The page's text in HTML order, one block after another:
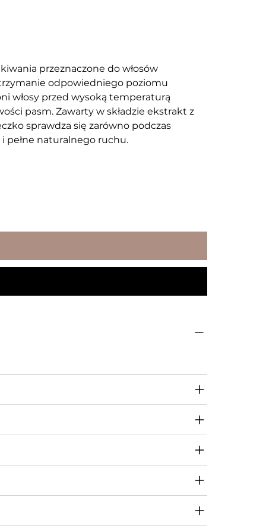
przeznaczone do włosów
odpowiedniego poziomu
włosy przed wysoką temperaturą
pasm. Zawarty w składzie ekstrakt z
sprawdza się zarówno podczas
pełne naturalnego ruchu.